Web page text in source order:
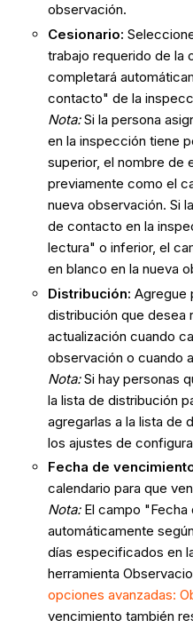
observación.
Cesionario:
trabajo requerido de la
completará
contacto" de la
Nota:Si la persona
en la inspección tiene
superior, el nombre de
previamente como el
nueva observación. Si
de contacto en la
lectura" o inferior, el
en blanco en la nueva
Distribución: Agregue
distribución que
actualización cuando
observación o cuando
Nota:Si hay personas
la lista de distribución
agregarlas a la lista de
los ajustes de
Fecha de
calendario para que
Nota:El campo "Fecha
automáticamente
días especificados en
herramienta
opciones avanzadas:
vencimiento también